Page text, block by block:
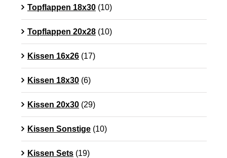
Topflappen 18x30 (10)
Topflappen 20x28 (10)
Kissen 16x26 (17)
Kissen 18x30 (6)
Kissen 20x30 (29)
Kissen Sonstige (10)
Kissen Sets (19)